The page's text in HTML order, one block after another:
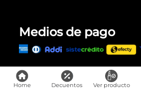
Home Decuentos Ver producto
Medios de pago
Todos los derechos reservados, Prosalon